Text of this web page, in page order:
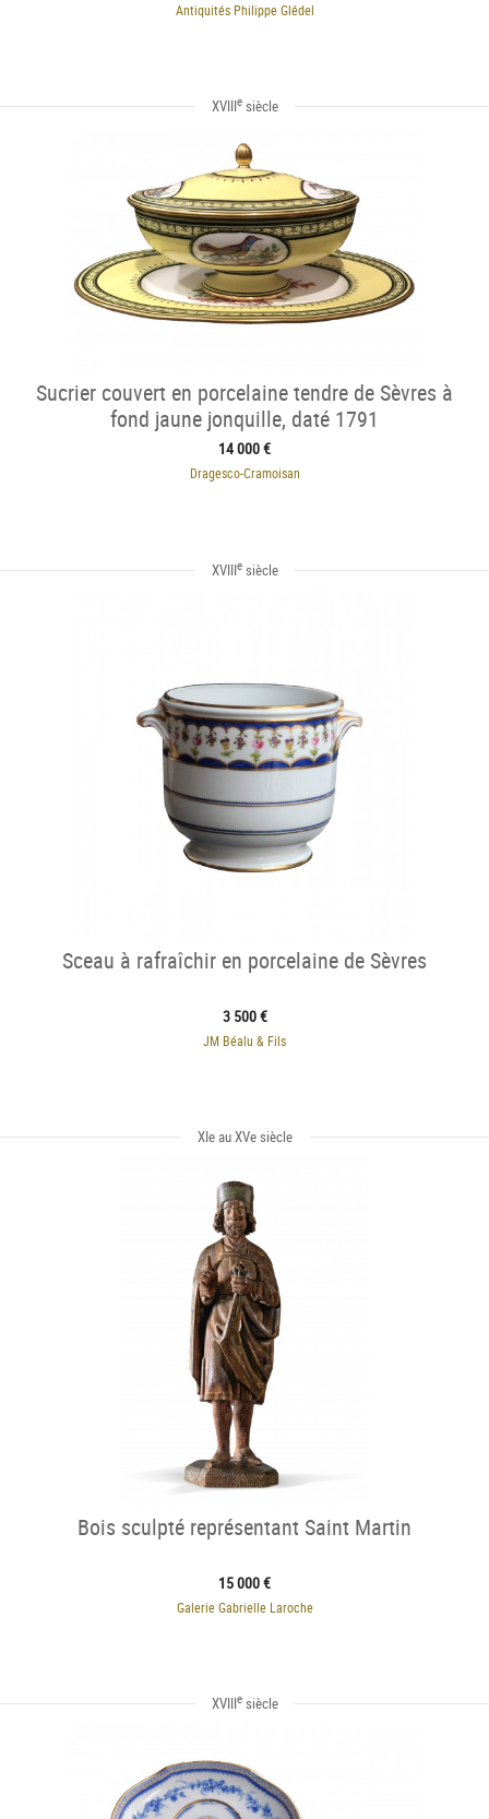
Antiquités Philippe Glédel
XVIIIesiècle
Sucrier couvert en porcelaine tendre de Sèvres à
fond jaune jonquille, daté 1791
14 000 €
Dragesco-Cramoisan
XVIIIesiècle
Sceau à rafraîchir en porcelaine de Sèvres
3 500 €
JM Béalu & Fils
XIe au XVe siècle
Bois sculpté représentant Saint Martin
15 000 €
Galerie Gabrielle Laroche
XVIIIesiècle